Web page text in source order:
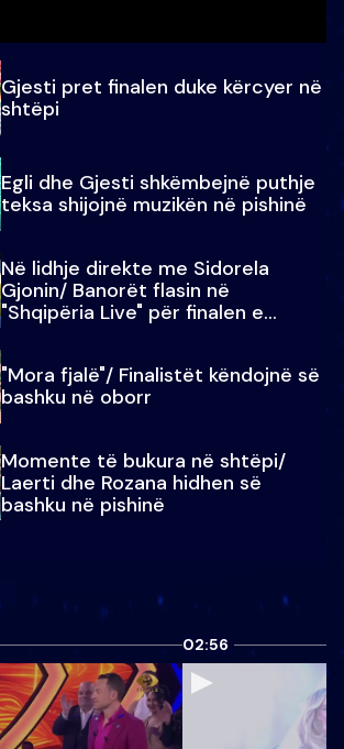
Gjesti pret finalen duke kërcyer në
shtëpi
Egli dhe Gjesti shkëmbejnë puthje
teksa shijojnë muzikën në pishinë
Në lidhje direkte me Sidorela
Gjonin/ Banorët flasin në
"Shqipëria Live" për finalen e
"Mora fjalë"/ Finalistët këndojnë së
bashku në oborr
Momente të bukura në shtëpi/
Laerti dhe Rozana hidhen së
bashku në pishinë
02:56